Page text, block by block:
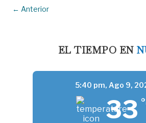
← Anterior
EL TIEMPO EN
5:40 pm, Ago 9,
33